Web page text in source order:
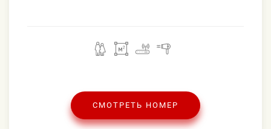
СМОТРЕТЬ НОМЕР